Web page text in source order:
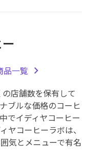
品一覧
店舗数を保有して
ブルな価格のコーヒ
でイディヤコーヒー
ヤコーヒーラボは、
気とメニューで有名